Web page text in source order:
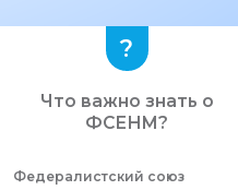
Что важно знать о
ФСЕНМ?
Федералистcкий союз